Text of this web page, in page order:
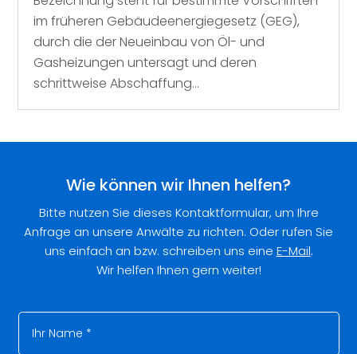
im früheren Gebäudeenergiegesetz (GEG),
durch die der Neueinbau von Öl- und
Gasheizungen untersagt und deren
schrittweise Abschaffung...
Wie können wir Ihnen helfen?
Bitte nutzen Sie dieses Kontaktformular, um Ihre
Anfrage an unsere Anwälte zu richten. Oder rufen Sie
uns einfach an bzw. schreiben uns eine E-Mail.
Wir helfen Ihnen gern weiter!